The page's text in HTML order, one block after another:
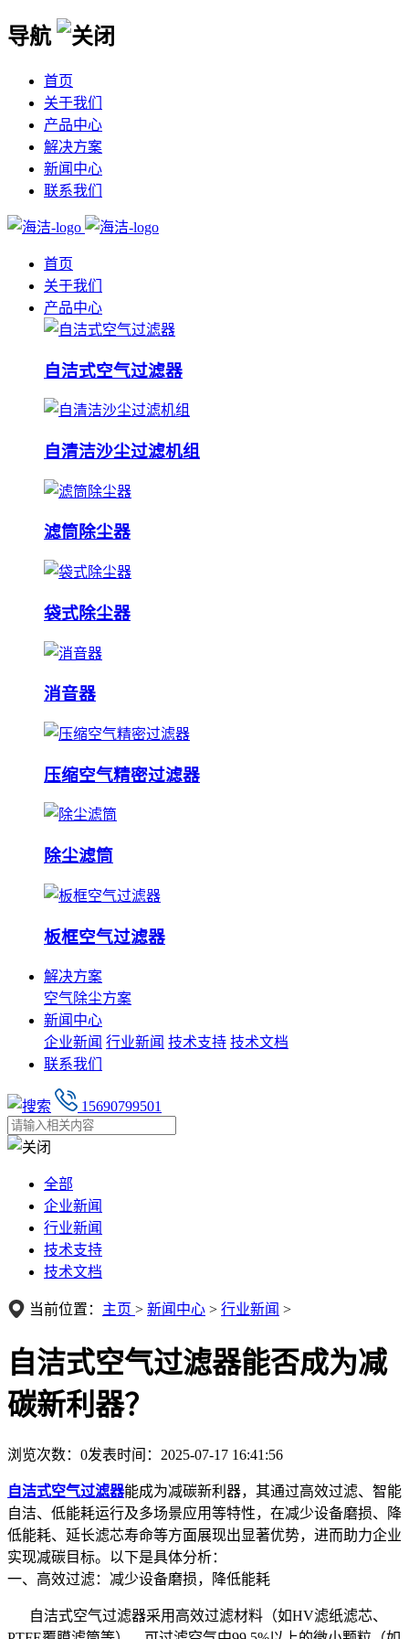
导航
首页
关于我们
产品中心
解决方案
新闻中心
联系我们
首页
关于我们
产品中心
自洁式空气过滤器
自清洁沙尘过滤机组
滤筒除尘器
袋式除尘器
消音器
压缩空气精密过滤器
除尘滤筒
板框空气过滤器
解决方案
空气除尘方案
新闻中心
企业新闻 行业新闻 技术支持 技术文档
联系我们
15690799501
全部
企业新闻
行业新闻
技术支持
技术文档
当前位置： 主页 > 新闻中心 > 行业新闻 >
自洁式空气过滤器能否成为减
碳新利器？
浏览次数： 0发表时间：2025-07-17 16:41:56
自洁式空气过滤器能成为减碳新利器，其通过高效过滤、智能
自洁、低能耗运行及多场景应用等特性，在减少设备磨损、降
低能耗、延长滤芯寿命等方面展现出显著优势，进而助力企业
实现减碳目标。以下是具体分析：
一、高效过滤：减少设备磨损，降低能耗
自洁式空气过滤器采用高效过滤材料（如HV滤纸滤芯、